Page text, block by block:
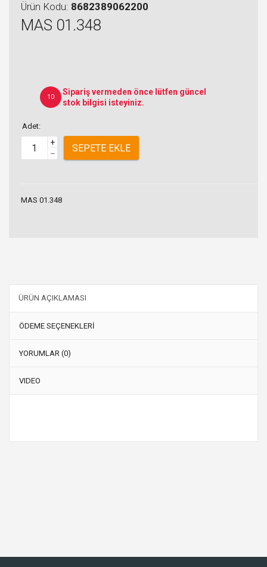
Ürün Kodu: 8682389062200
MAS 01.348
10
Sipariş vermeden önce lütfen güncel
stok bilgisi isteyiniz.
Adet:
+
–
SEPETE EKLE
MAS 01.348
ÜRÜN AÇIKLAMASI
ÖDEME SEÇENEKLERİ
YORUMLAR (0)
VIDEO